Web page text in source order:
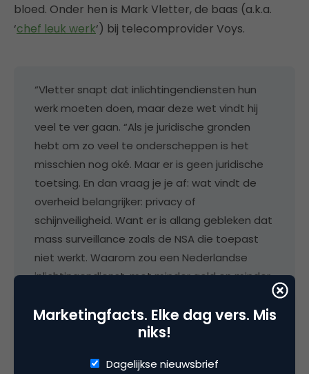
bloed. Onder hen is Mark Vletter, de baas (a.k.a.
‘chef leuk werk‘) bij telecomprovider Voys.
“Vletter snapt dat inlichtingendiensten hun
werk moeten doen, maar deze wet vindt hij
veel te ver gaan. “Als je juridische gronden
hebt om zo veel te onderscheppen is het
misschien nog oké. Maar er is geen juridische
toetsing. En dan vraag je je af: wat vindt de
overheid belangrijker: privacy of
schijnveiligheid. Want er is allang gebleken dat
mass surveillance zoals de NSA die toepast
niet werkt. Waarom zou een Nederlandse
inlichtingendienst, met minder geld en minder
Oud-winkelmanager trekt bijna
Marketingfacts. Elke dag vers. Mis
niks!
Dagelijkse nieuwsbrief